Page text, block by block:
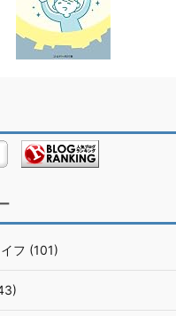
フ (101)